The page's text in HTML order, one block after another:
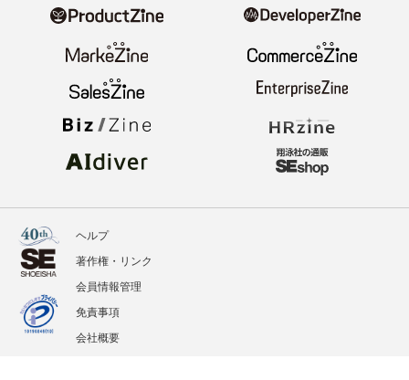
ヘルプ
著作権・リンク
会員情報管理
免責事項
会社概要